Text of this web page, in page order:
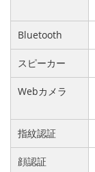
Bluetooth
スピーカー
Webカメラ
指紋認証
顔認証